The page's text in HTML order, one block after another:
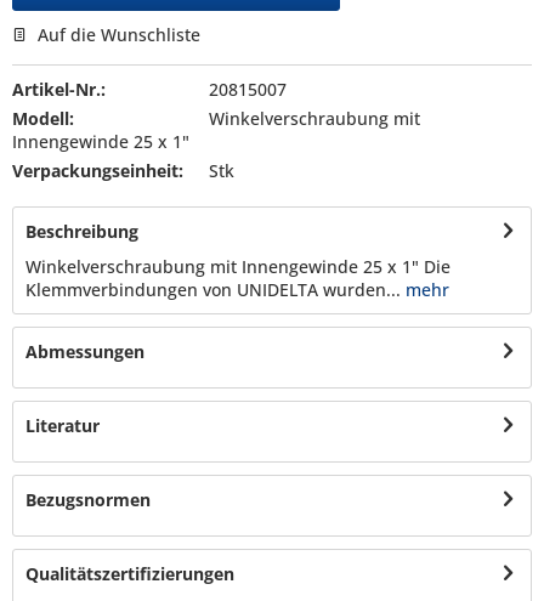
Auf die Wunschliste
Artikel-Nr.:
20815007
Modell:
Winkelverschraubung mit
Innengewinde 25 x 1"
Verpackungseinheit:
Stk
Beschreibung
Winkelverschraubung mit Innengewinde 25 x 1" Die
Klemmverbindungen von UNIDELTA wurden... mehr
Abmessungen
Literatur
Bezugsnormen
Qualitätszertifizierungen